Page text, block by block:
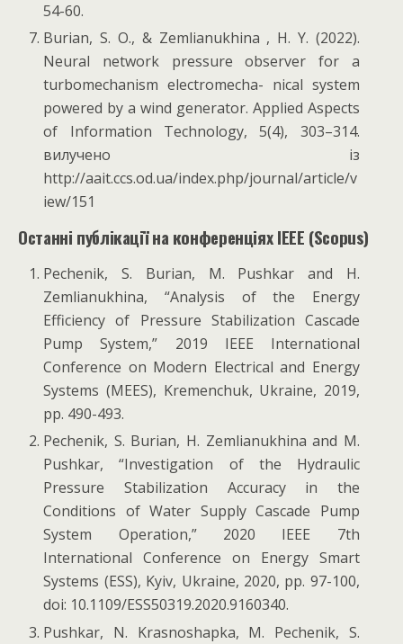
54-60.
Burian, S. O., & Zemlianukhina , H. Y. (2022).
Neural network pressure observer for a
turbomechanism electromecha- nical system
powered by a wind generator. Applied Aspects
of Information Technology, 5(4), 303–314.
вилучено із
http://aait.ccs.od.ua/index.php/journal/article/v
iew/151
Останні публікації на конференціях IEEE (Scopus)
Pechenik, S. Burian, M. Pushkar and H.
Zemlianukhina, “Analysis of the Energy
Efficiency of Pressure Stabilization Cascade
Pump System,” 2019 IEEE International
Conference on Modern Electrical and Energy
Systems (MEES), Kremenchuk, Ukraine, 2019,
pp. 490-493.
Pechenik, S. Burian, H. Zemlianukhina and M.
Pushkar, “Investigation of the Hydraulic
Pressure Stabilization Accuracy in the
Conditions of Water Supply Cascade Pump
System Operation,” 2020 IEEE 7th
International Conference on Energy Smart
Systems (ESS), Kyiv, Ukraine, 2020, pp. 97-100,
doi: 10.1109/ESS50319.2020.9160340.
Pushkar, N. Krasnoshapka, M. Pechenik, S.